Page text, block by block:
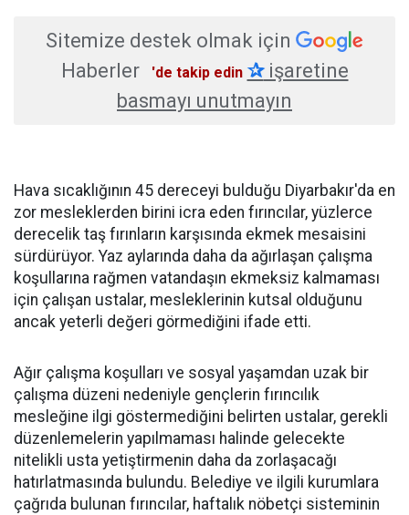
Sitemize destek olmak için
Haberler
'de takip edin ✰işaretine
basmayı unutmayın
Hava sıcaklığının 45 dereceyi bulduğu Diyarbakır'da en
zor mesleklerden birini icra eden fırıncılar, yüzlerce
derecelik taş fırınların karşısında ekmek mesaisini
sürdürüyor. Yaz aylarında daha da ağırlaşan çalışma
koşullarına rağmen vatandaşın ekmeksiz kalmaması
için çalışan ustalar, mesleklerinin kutsal olduğunu
ancak yeterli değeri görmediğini ifade etti.
Ağır çalışma koşulları ve sosyal yaşamdan uzak bir
çalışma düzeni nedeniyle gençlerin fırıncılık
mesleğine ilgi göstermediğini belirten ustalar, gerekli
düzenlemelerin yapılmaması halinde gelecekte
nitelikli usta yetiştirmenin daha da zorlaşacağı
hatırlatmasında bulundu. Belediye ve ilgili kurumlara
çağrıda bulunan fırıncılar, haftalık nöbetçi sisteminin